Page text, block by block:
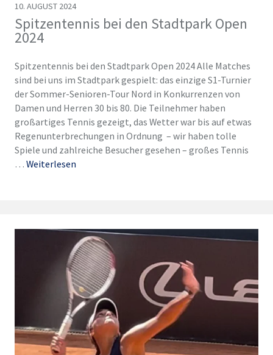
Spitzentennis bei den Stadtpark Open
2024
10. AUGUST 2024
Spitzentennis bei den Stadtpark Open 2024 Alle Matches
sind bei uns im Stadtpark gespielt: das einzige S1-Turnier
der Sommer-Senioren-Tour Nord in Konkurrenzen von
Damen und Herren 30 bis 80. Die Teilnehmer haben
großartiges Tennis gezeigt, das Wetter war bis auf etwas
Regenunterbrechungen in Ordnung – wir haben tolle
Spiele und zahlreiche Besucher gesehen – großes Tennis
… Weiterlesen